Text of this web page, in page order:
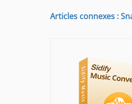
Articles connexes :